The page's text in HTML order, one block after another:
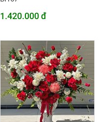
1.420.000 đ